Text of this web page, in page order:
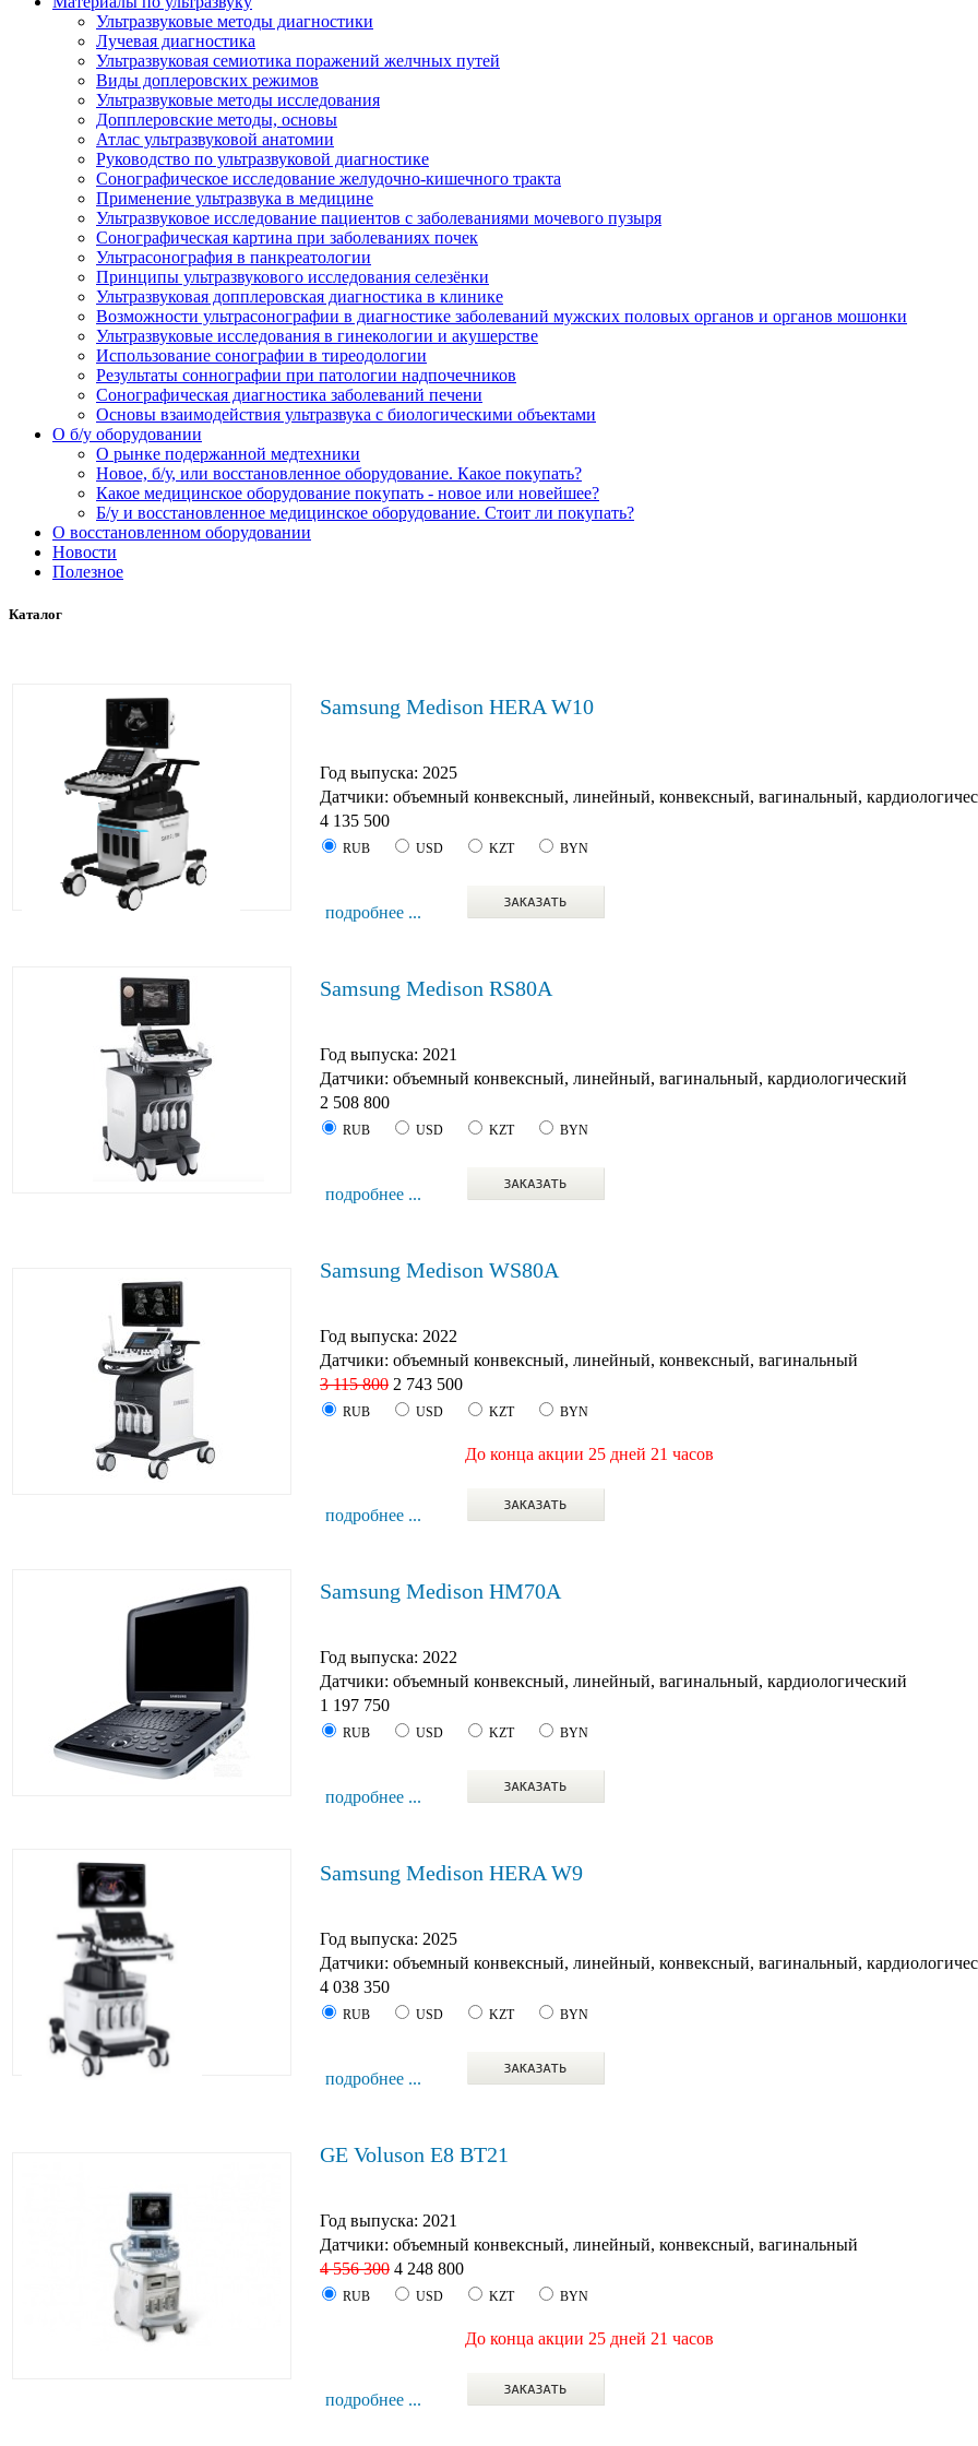
Ультразвуковые методы диагностики
Лучевая диагностика
Ультразвуковая семиотика поражений желчных путей
Виды доплеровских режимов
Ультразвуковые методы исследования
Допплеровские методы, основы
Атлас ультразвуковой анатомии
Руководство по ультразвуковой диагностике
Сонографическое исследование желудочно-кишечного тракта
Применение ультразвука в медицине
Ультразвуковое исследование пациентов с заболеваниями мочевого пузыря
Сонографическая картина при заболеваниях почек
Ультрасонография в панкреатологии
Принципы ультразвукового исследования селезёнки
Ультразвуковая допплеровская диагностика в клинике
Возможности ультрасонографии в диагностике заболеваний мужских половых органов и органов мошонки
Ультразвуковые исследования в гинекологии и акушерстве
Использование сонографии в тиреодологии
Результаты соннографии при патологии надпочечников
Сонографическая диагностика заболеваний печени
Основы взаимодействия ультразвука с биологическими объектами
O б/у оборудовании
О рынке подержанной медтехники
Новое, б/у, или восстановленное оборудование. Какое покупать?
Какое медицинское оборудование покупать - новое или новейшее?
Б/у и восстановленное медицинское оборудование. Стоит ли покупать?
О восстановленном оборудовании
Новости
Полезное
Каталог
Samsung Medison HERA W10
Год выпуска: 2025
Датчики: объемный конвексный, линейный, конвексный, вагинальный,
4 135 500
RUB USD KZT BYN
подробнее ...
Samsung Medison RS80A
Год выпуска: 2021
Датчики: объемный конвексный, линейный, вагинальный, кардиологический
2 508 800
RUB USD KZT BYN
подробнее ...
Samsung Medison WS80A
Год выпуска: 2022
Датчики: объемный конвексный, линейный, конвексный, вагинальный
3 115 800 2 743 500
RUB USD KZT BYN
До конца акции 25 дней 21 часов
подробнее ...
Samsung Medison HM70A
Год выпуска: 2022
Датчики: объемный конвексный, линейный, вагинальный, кардиологический
1 197 750
RUB USD KZT BYN
подробнее ...
Samsung Medison HERA W9
Год выпуска: 2025
Датчики: объемный конвексный, линейный, конвексный, вагинальный,
4 038 350
RUB USD KZT BYN
подробнее ...
GE Voluson E8 BT21
Год выпуска: 2021
Датчики: объемный конвексный, линейный, конвексный, вагинальный
4 556 300 4 248 800
RUB USD KZT BYN
До конца акции 25 дней 21 часов
подробнее ...